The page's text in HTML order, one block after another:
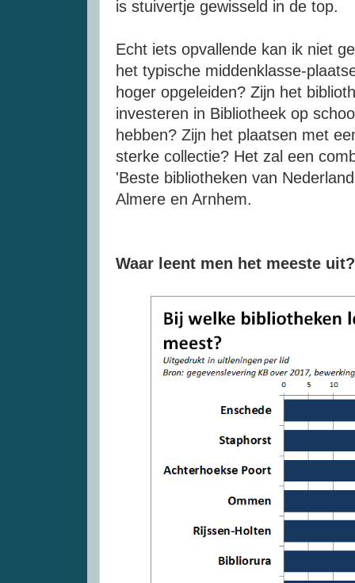
is stuivertje gewisseld in de top.
Echt iets opvallende kan ik niet
het typische middenklasse-
hoger opgeleiden? Zijn het
investeren in Bibliotheek op
hebben? Zijn het plaatsen met
sterke collectie? Het zal een
'Beste bibliotheken van
Almere en Arnhem.
Waar leent men het meeste uit?